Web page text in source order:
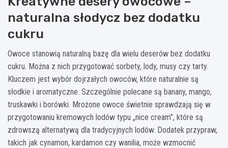
naturalna słodycz bez dodatku
cukru
Owoce stanowią naturalną bazę dla wielu deserów bez dodatku
cukru. Można z nich przygotować sorbety, lody, musy czy tarty.
Kluczem jest wybór dojrzałych owoców, które naturalnie są
słodkie i aromatyczne. Szczególnie polecane są banany, mango,
truskawki i borówki. Mrożone owoce świetnie sprawdzają się w
przygotowaniu kremowych lodów typu „nice cream”, które są
zdrowszą alternatywą dla tradycyjnych lodów. Dodatek przypraw,
takich jak cynamon, kardamon czy wanilia, może wzmocnić